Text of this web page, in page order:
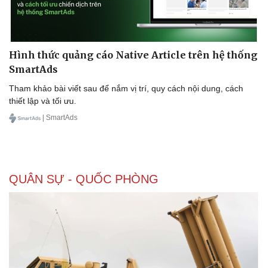
Hình thức quảng cáo Native Article trên hệ thống
SmartAds
Tham khảo bài viết sau để nắm vị trí, quy cách nội dung, cách
thiết lập và tối ưu.
| SmartAds
QUÂN SỰ - QUỐC PHÒNG